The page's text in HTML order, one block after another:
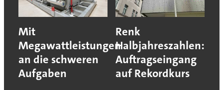
Mit
Megawattleistungen
an die schweren
Aufgaben
Renk
Halbjahreszahlen:
Auftragseingang
auf Rekordkurs